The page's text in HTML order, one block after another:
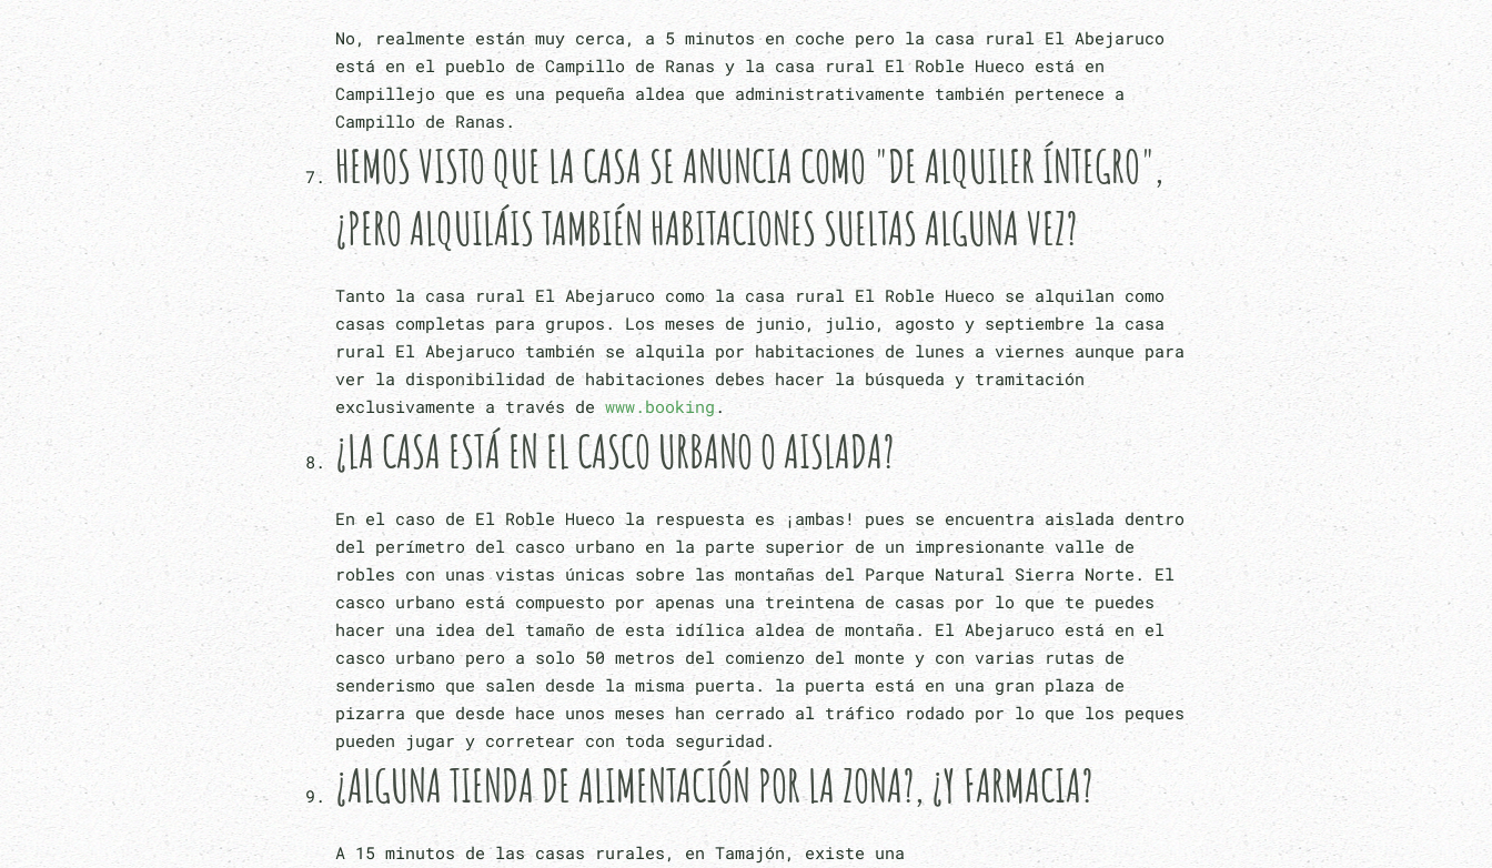
No, realmente están muy cerca, a 5 minutos en coche pero la casa rural El Abejaruco
está en el pueblo de Campillo de Ranas y la casa rural El Roble Hueco está en
Campillejo que es una pequeña aldea que administrativamente también pertenece a
Campillo de Ranas.
HEMOS VISTO QUE LA CASA SE ANUNCIA COMO "DE ALQUILER ÍNTEGRO",
¿PERO ALQUILÁIS TAMBIÉN HABITACIONES SUELTAS ALGUNA VEZ?
Tanto la casa rural El Abejaruco como la casa rural El Roble Hueco se alquilan como
casas completas para grupos. Los meses de junio, julio, agosto y septiembre la casa
rural El Abejaruco también se alquila por habitaciones de lunes a viernes aunque para
ver la disponibilidad de habitaciones debes hacer la búsqueda y tramitación
exclusivamente a través de www.booking.
¿LA CASA ESTÁ EN EL CASCO URBANO O AISLADA?
En el caso de El Roble Hueco la respuesta es ¡ambas! pues se encuentra aislada dentro
del perímetro del casco urbano en la parte superior de un impresionante valle de
robles con unas vistas únicas sobre las montañas del Parque Natural Sierra Norte. El
casco urbano está compuesto por apenas una treintena de casas por lo que te puedes
hacer una idea del tamaño de esta idílica aldea de montaña. El Abejaruco está en el
casco urbano pero a solo 50 metros del comienzo del monte y con varias rutas de
senderismo que salen desde la misma puerta. la puerta está en una gran plaza de
pizarra que desde hace unos meses han cerrado al tráfico rodado por lo que los peques
pueden jugar y corretear con toda seguridad.
¿ALGUNA TIENDA DE ALIMENTACIÓN POR LA ZONA?, ¿Y FARMACIA?
A 15 minutos de las casas rurales, en Tamajón, existe una